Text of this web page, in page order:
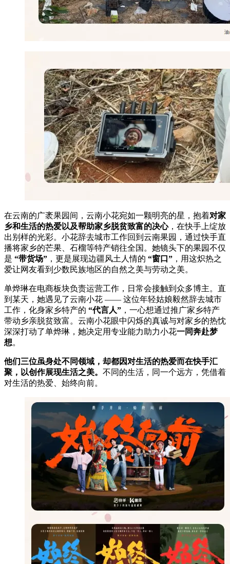
在云南的广袤果园间，云南小花宛如一颗明亮的星，抱着对家
乡和生活的热爱以及帮助家乡脱贫致富的决心，在快手上绽放
出别样的光彩。小花辞去城市工作回到云南果园，通过快手直
播将家乡的芒果、石榴等特产销往全国。她镜头下的果园不仅
是 “带货场” ，更是展现边疆风土人情的 “窗口” ，用这炽热之
爱让网友看到少数民族地区的自然之美与劳动之美。
单烨琳在电商板块负责运营工作，日常会接触到众多博主。直
到某天，她遇见了云南小花 —— 这位年轻姑娘毅然辞去城市
工作，化身家乡特产的 “代言人” ，一心想通过推广家乡特产
带动乡亲脱贫致富。云南小花眼中闪烁的真诚与对家乡的热忱
深深打动了单烨琳，她决定用专业能力助力小花一同奔赴梦
想。
他们三位虽身处不同领域，却都因对生活的热爱而在快手汇
聚，以创作展现生活之美。 不同的生活，同一个远方，凭借着
对生活的热爱、始终向前。